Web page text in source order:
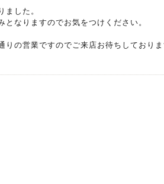
ました。
となりますのでお気をつけください。
りの営業ですのでご来店お待ちしており